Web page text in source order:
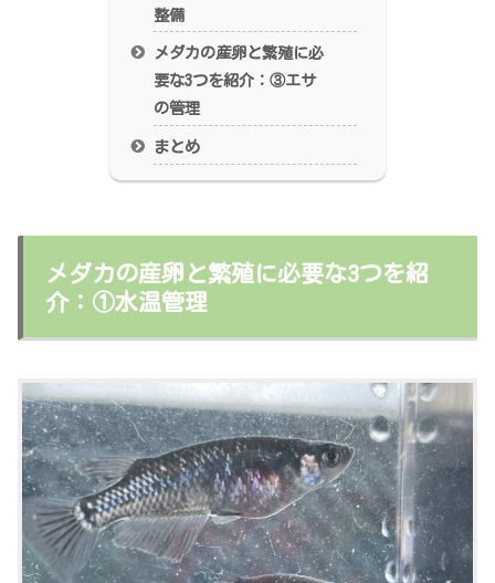
整備
メダカの産卵と繁殖に必
要な3つを紹介：③エサ
の管理
まとめ
メダカの産卵と繁殖に必要な3つを紹
介：①水温管理